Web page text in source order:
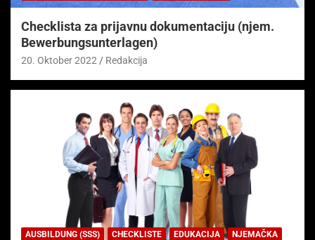
Checklista za prijavnu dokumentaciju (njem.
Bewerbungsunterlagen)
20. Oktober 2022 Redakcija
AUSBILDUNG (SSS) CHECKLISTE EDUKACIJA
NJEMAČKA